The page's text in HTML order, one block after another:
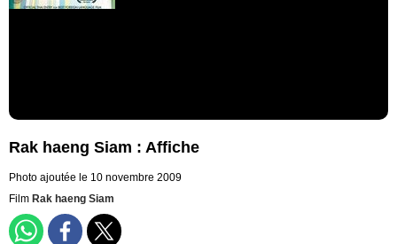
Rak haeng Siam : Affiche
Photo ajoutée le 10 novembre 2009
Film Rak haeng Siam